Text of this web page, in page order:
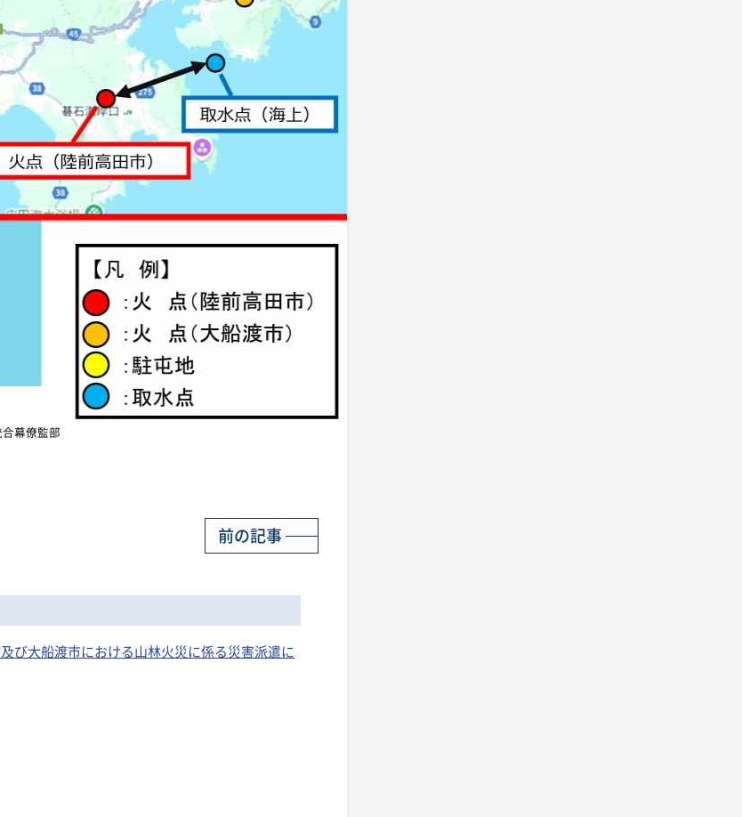
幕僚監部
前の記事
び大船渡市における山林火災に係る災害派遣に